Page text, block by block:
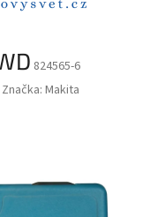
824565-6
Značka: Makita